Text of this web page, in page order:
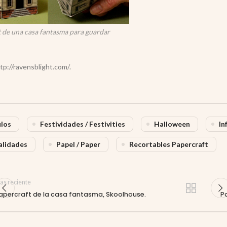
una casa fantasma para guardar
ravensblight.com/.
Festividades / Festivities Halloween
Papel / Paper Recortables Papercraft
reciente
de la casa fantasma, Skoolhouse.